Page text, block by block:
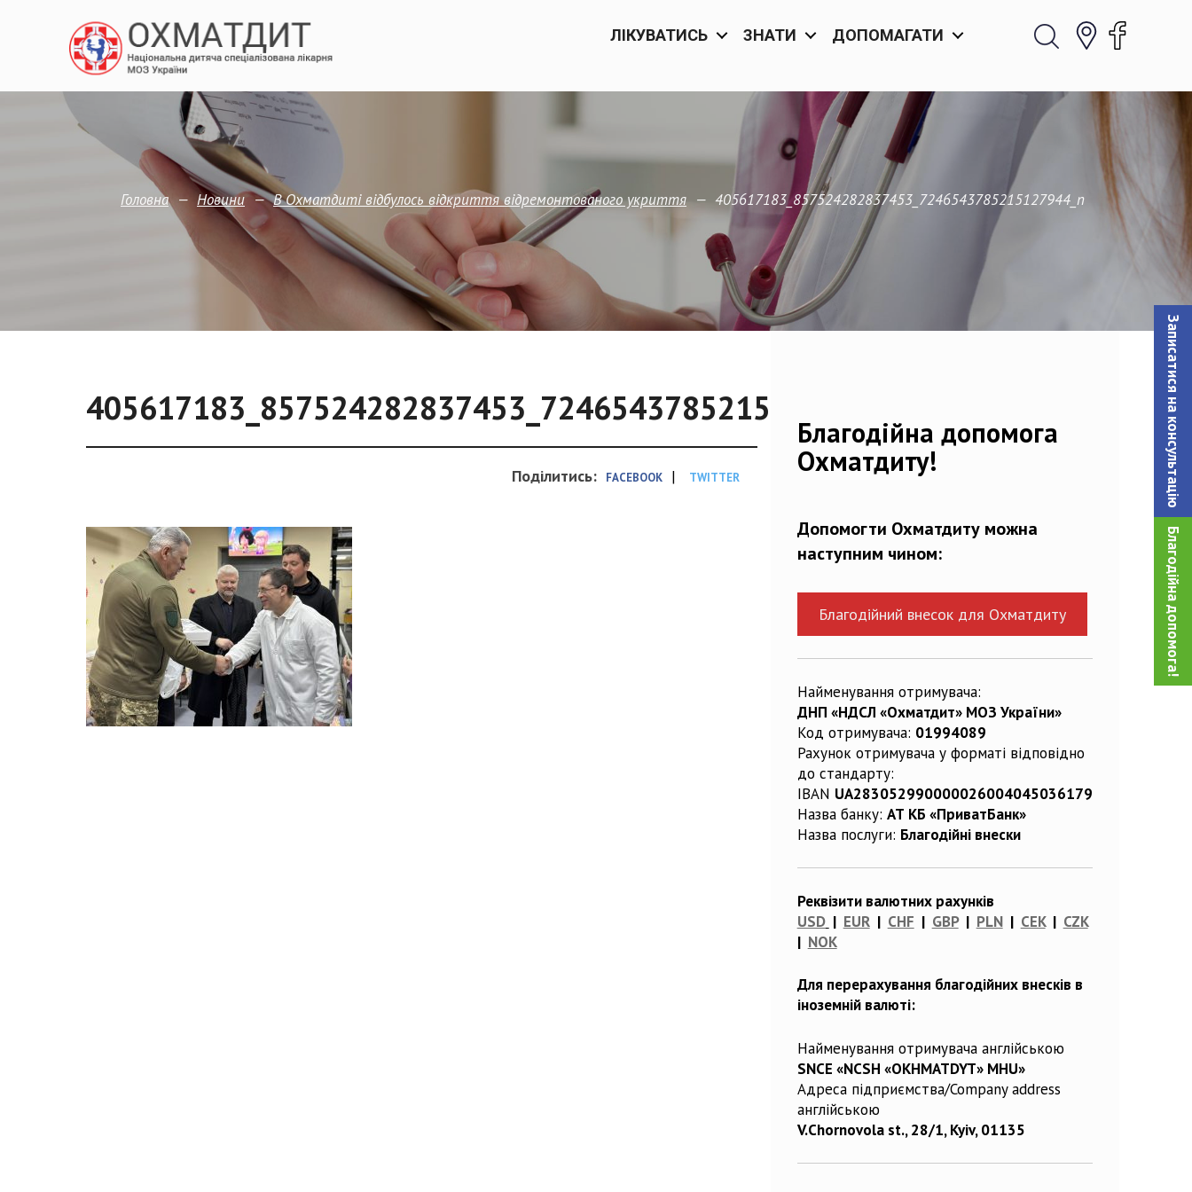
Записатися на консультацiю
Благодійна допомога!
ЛІКУВАТИСЬ ЗНАТИ ДОПОМАГАТИ
Головна — Новини — В Охматдиті відбулось відкриття відремонтованого укриття — 405617183_857524282837453_7246543785215127944_n
405617183_857524282837453_7246543785215127944_n
Поділитись: FACEBOOK | TWITTER
Благодійна допомога
Охматдиту!
Допомогти Охматдиту можна
наступним чином:
Благодійний внесок для Охматдиту
Найменування отримувача:
ДНП «НДСЛ «Охматдит» МОЗ України»
Код отримувача: 01994089
Рахунок отримувача у форматі відповідно
до стандарту:
IBAN UA283052990000026004045036179
Назва банку: АТ КБ «ПриватБанк»
Назва послуги: Благодійні внески
Реквізити валютних рахунків
USD | EUR| CHF | GBP| PLN| CEK| CZK
| NOK
Для перерахування благодійних внесків в
іноземній валюті:
Найменування отримувача англійською
SNCE «NCSH «OKHMATDYT» MHU»
Адреса підприємства/Company address
англійською
V.Chornovola st., 28/1, Kyiv, 01135